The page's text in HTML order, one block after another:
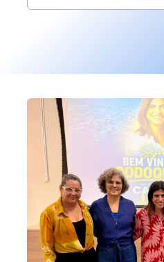
para: